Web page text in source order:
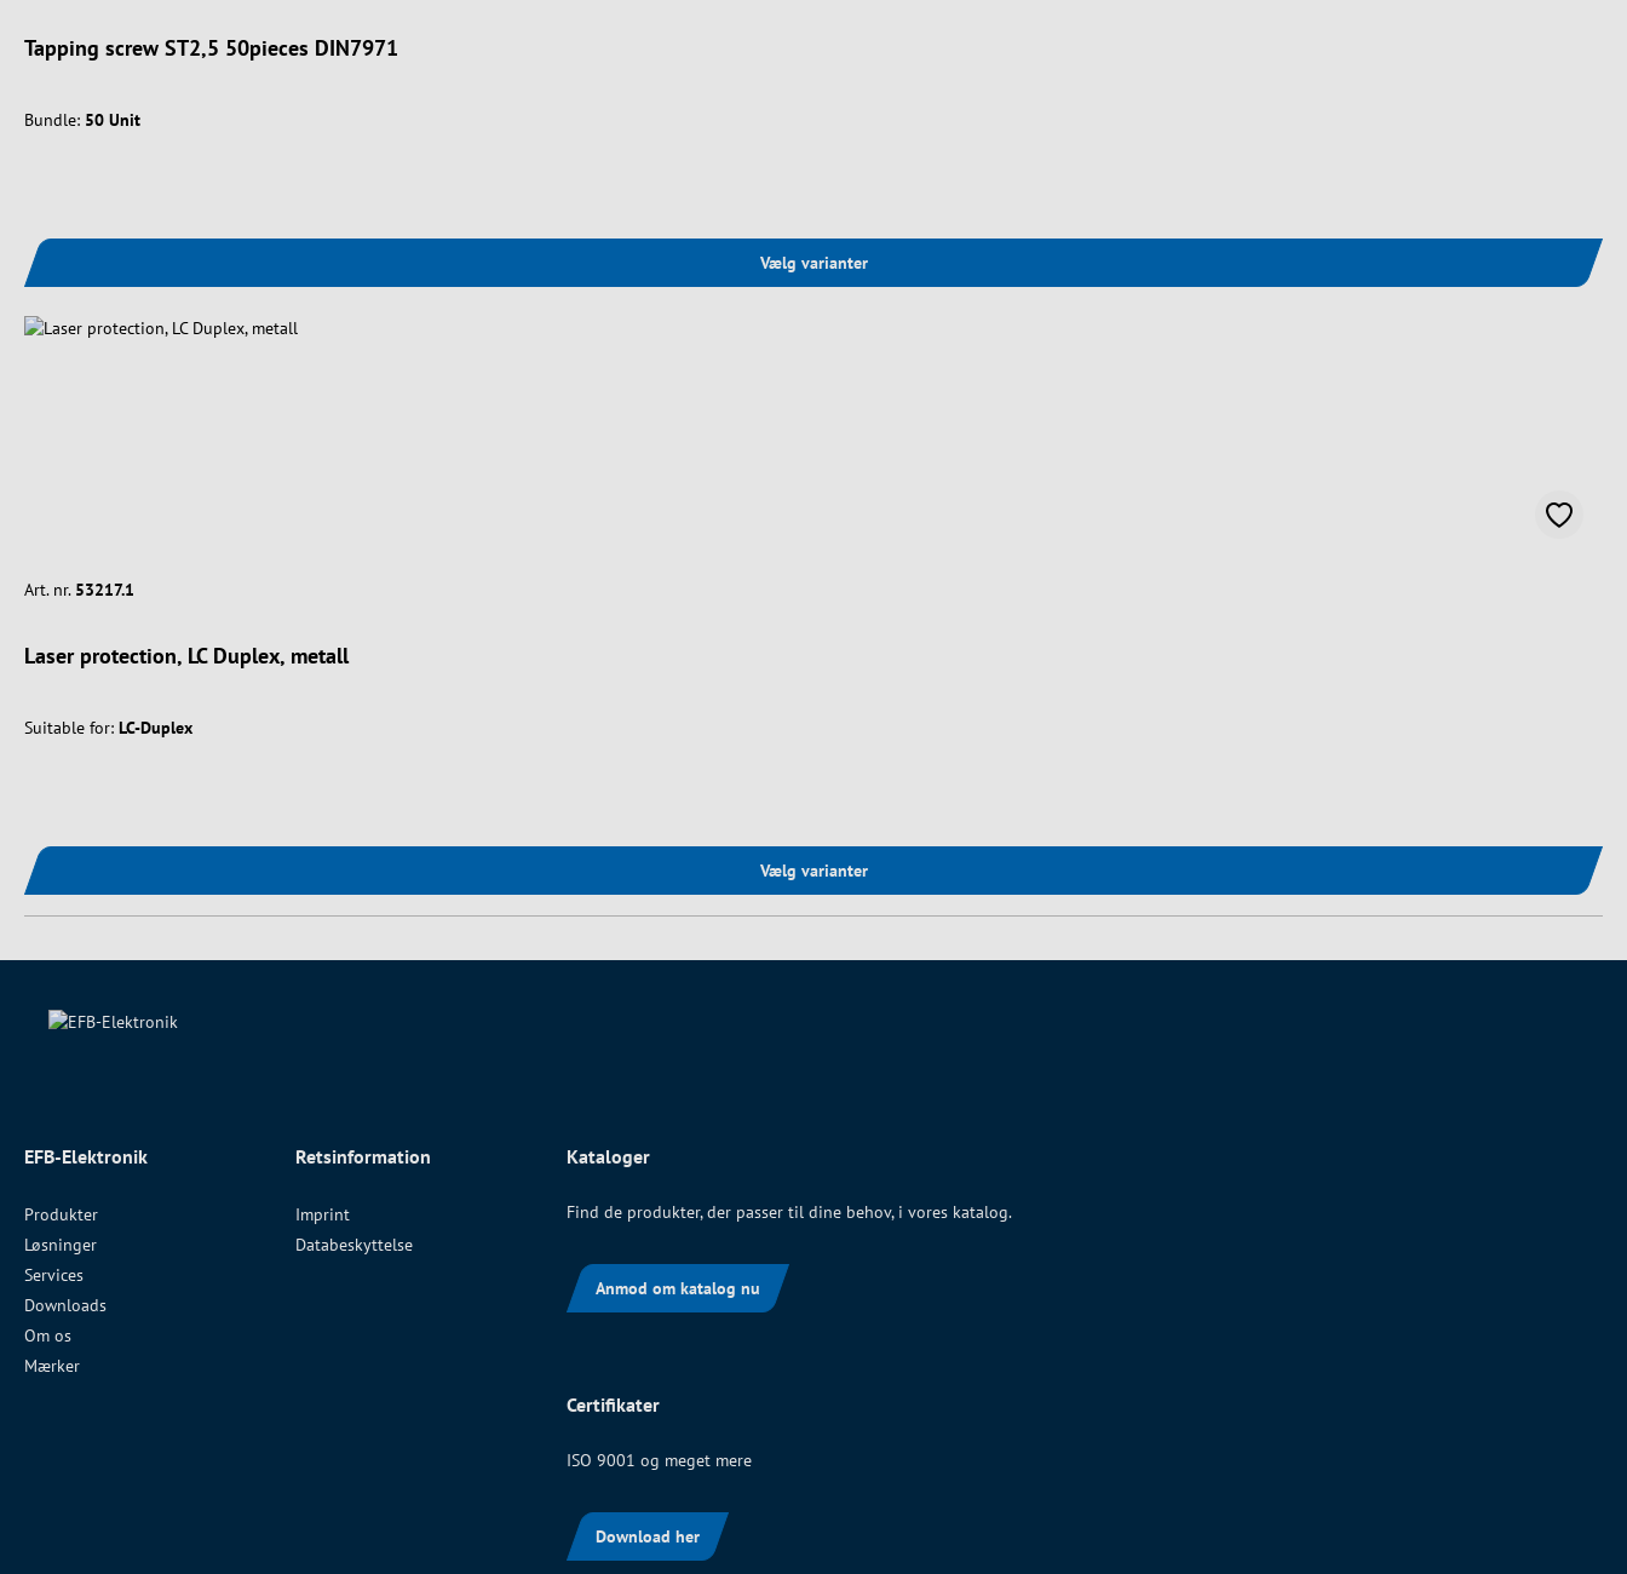
Tapping screw ST2,5 50pieces DIN7971
Bundle: 50 Unit
Vælg varianter
Art. nr. 53217.1
Laser protection, LC Duplex, metall
Suitable for: LC-Duplex
Vælg varianter
EFB-Elektronik
Produkter
Løsninger
Services
Downloads
Om os
Mærker
Retsinformation
Imprint
Databeskyttelse
Kataloger
Find de produkter, der passer til dine behov, i vores katalog.
Anmod om katalog nu
Certifikater
ISO 9001 og meget mere
Download her